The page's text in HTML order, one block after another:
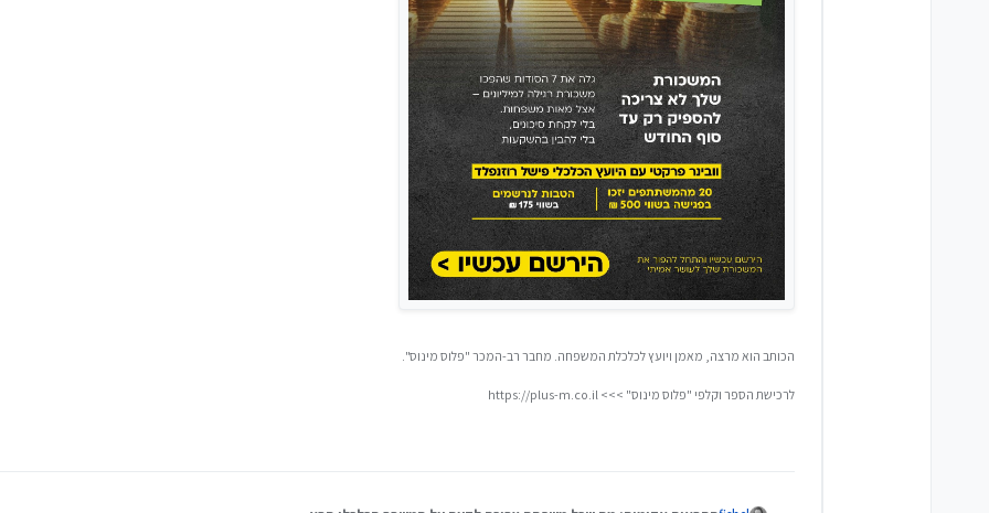
הכותב הוא מרצה, מאמן ויועץ לכלכלת המשפחה. מחבר רב-המכר "פלוס מינוס".
לרכישת הספר וקלפי "פלוס מינוס" >>> https://plus-m.co.il